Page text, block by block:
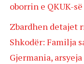
oborrin e QKUK-së
Zbardhen detajet
Shkodër: Familja
Gjermania,